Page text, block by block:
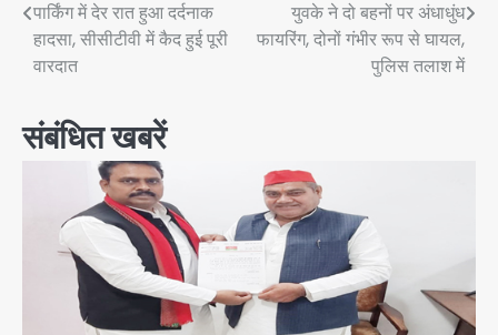
पार्किंग में देर रात हुआ दर्दनाक
हादसा, सीसीटीवी में कैद हुई पूरी
वारदात
युवके ने दो बहनों पर अंधाधुंध
फायरिंग, दोनों गंभीर रूप से घायल,
पुलिस तलाश में
संबंधित खबरें